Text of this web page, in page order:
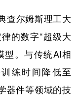
重庆
西藏
宁夏
尔姆斯理工大
的数字“超级大
型。与传统AI相
练时间降低至
器件等领域的技